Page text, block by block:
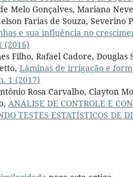
Melo Gonçalves, Mariana
Farias de Souza, Severino
e sua influência no
(2016)
Filho, Rafael Cadore,
Lâminas de irrigação e
1 (2017)
Rosa Carvalho, Clayton
ANÁLISE DE CONTROLE E
TESTES ESTATÍSTICOS DE